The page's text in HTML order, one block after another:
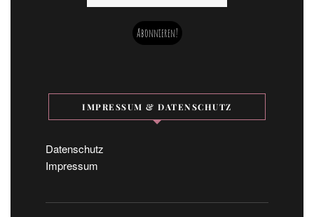
IMPRESSUM & DATENSCHUTZ
Datenschutz
Impressum